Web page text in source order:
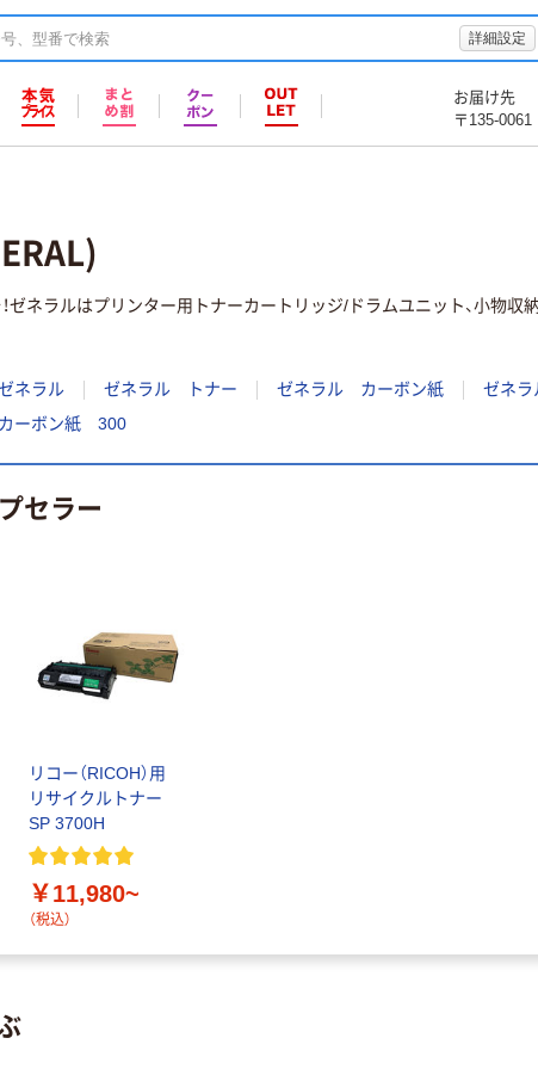
詳細設定
お届け先
〒135-0061
ゼネラルはプリンター用トナーカートリッジ/ドラムユニット、小物収
ネラル ゼネラル トナー ゼネラル カーボン紙 ゼネ
ーボン紙 300
セラー
リコー（RICOH）用
リサイクルトナー
SP 3700H
￥11,980~
（税込）